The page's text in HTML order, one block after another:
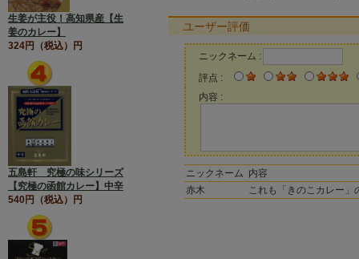
生姜が主役！高知県産【生
姜のカレー】
324円（税込）円
五島軒 究極の味シリーズ
【究極の函館カレー】中辛
540円（税込）円
ユーザー評価
ニックネーム :
評点 :
内容 :
ニックネーム 内容
赤木
これも「きのこカレー」